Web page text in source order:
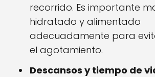
recorrido. Es importante
hidratado y alimentado
adecuadamente para
el agotamiento.
Descansos y tiempo de